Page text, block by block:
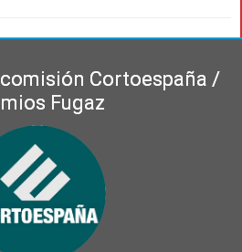
Cortoespaña /
Fugaz